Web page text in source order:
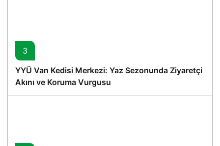
3
YYÜ Van Kedisi Merkezi: Yaz Sezonunda Ziyaretçi
Akını ve Koruma Vurgusu